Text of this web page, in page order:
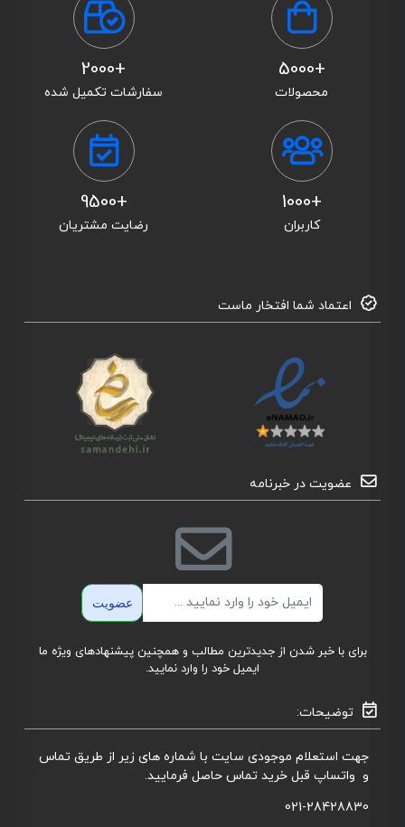
+5000
محصولات
+2000
سفارشات تکمیل شده
+1000
کاربران
+9500
رضایت مشتریان
اعتماد شما افتخار ماست
عضویت در خبرنامه
عضویت
برای با خبر شدن از جدیدترین مطالب و همچنین پیشنهادهای ویژه ما
ایمیل خود را وارد نمایید.
توضیحات:
جهت استعلام موجودی سایت با شماره های زیر از طریق تماس
و واتساپ قبل خرید تماس حاصل فرمایید.
021-28428830